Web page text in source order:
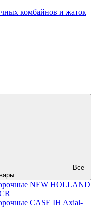
комбайнов и жаток
Все
NEW HOLLAND
CASE IH Axial-